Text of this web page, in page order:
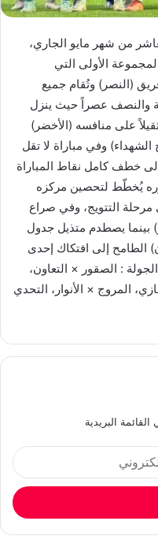
من شهر مايو الجاري،
الأولى التي
(النصر) وتُقام جميع
والنصف عصراً حيث ينزل
على منافسه (الأخضر)
وفي مباراة لا تقل
خطف كامل نقاط المباراة
يُخطّط لتحصين مركزه
التتويج، وفي صراع
بينما يصطدم متذيل جدول
الطامح إلى افتكاك إحدى
: الصقور × التعاون،
المروج × الأنوار، التحدي
البريدية